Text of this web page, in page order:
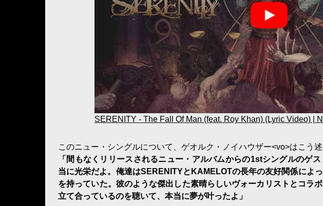
SERENITY - The Fall Of Man (feat. Roy Khan) (Lyric Video) |
このニュー・シングルについて、ゲオルク・ノイハウザー<vo>はこう述
「間もなくリリースされるニュー・アルバムからの1stシングルのゲ
当に光栄だよ。俺達はSERENITYとKAMELOTの長年の友好関係によ
を持っていた。彼のような傑出した素晴らしいヴォーカリストとコラ
立て合っているのを聴いて、本当に夢が叶ったよ」